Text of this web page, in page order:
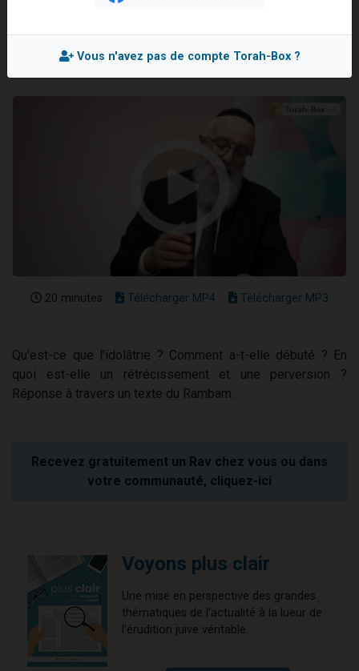
Eva vient de donner son Maasser
3 personnes viennent de faire un don pour Événements Torah-Box
Rav Mordehai BITTON
20 minutes Télécharger MP4 Télécharger MP3
Qu'est-ce que l'idolâtrie ? Comment a-t-elle débuté ? En
quoi est-elle un rétrécissement et une perversion ?
Réponse à travers un texte du Rambam.
Recevez gratuitement un Rav chez vous ou dans
votre communauté, cliquez-ici
Voyons plus clair
Une mise en perspective des grandes
thématiques de l'actualité à la lueur de
l'érudition juive véritable.
Vous n'avez pas de compte Torah-Box ?